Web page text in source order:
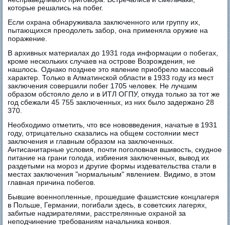
которые решались на побег.
Если охрана обнаруживала заключенного или группу их,
пытающихся преодолеть забор, она применяла оружие на
поражение.
В архивных материалах до 1931 года информации о побегах,
кроме нескольких случаев на острове Возрождения, не
нашлось. Однако позднее это явление приобрело массовый
характер. Только в Алматинской области в 1933 году из мест
заключения совершили побег 1705 человек. Не лучшим
образом обстояло дело и в ИТЛ ОГПУ, откуда только за тот же
год сбежали 45 755 заключенных, из них было задержано 28
370.
Необходимо отметить, что все нововведения, начатые в 1931
году, отрицательно сказались на общем состоянии мест
заключения и главным образом на заключенных.
Антисанитарные условия, почти поголовная вшивость, скудное
питание на грани голода, избиения заключенных, вывод их
раздетыми на мороз и другие формы издевательства стали в
местах заключения "нормальным" явлением. Видимо, в этом
главная причина побегов.
Бывшие военнопленные, прошедшие фашистские концлагеря
в Польше, Германии, погибали здесь, в советских лагерях,
забитые надзирателями, расстрелянные охраной за
неподчинение требованиям начальника конвоя.